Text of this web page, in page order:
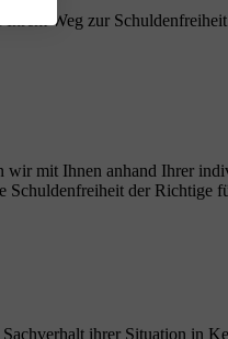
Ihrem Weg zur
wir mit Ihnen anhand Ihrer
Schuldenfreiheit der Richtige
ihrer Situation in